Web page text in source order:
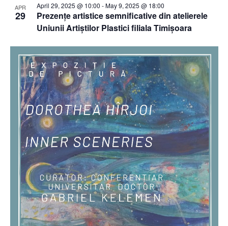
APR
29
Prezențe artistice semnificative din atelierele
Uniunii Artiștilor Plastici filiala Timișoara
April 29, 2025 @ 10:00 -May 9, 2025 @ 18:00